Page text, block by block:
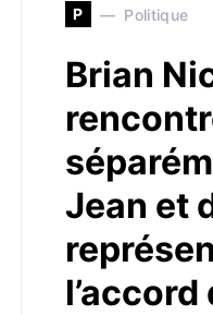
P Politique
Brian
Jean et